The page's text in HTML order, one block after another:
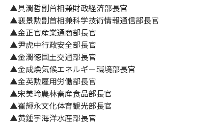
▲具潤哲副首相兼財政経済部長官
▲裵景勲副首相兼科学技術情報通信部長官
▲金正官産業通商部長官
▲尹虎中行政安全部長官
▲金潤徳国土交通部長官
▲金成煥気候エネルギー環境部長官
▲金英勲雇用労働部長官
▲宋美玲農林畜産食品部長官
▲崔輝永文化体育観光部長官
▲黄鍾宇海洋水産部長官